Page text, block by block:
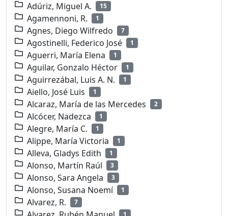
Adúriz, Miguel A. 15
Agamennoni, R. 1
Agnes, Diego Wilfredo 7
Agostinelli, Federico José 1
Aguerri, María Elena 1
Aguilar, Gonzalo Héctor 1
Aguirrezábal, Luis A. N. 1
Aiello, José Luis 1
Alcaraz, María de las Mercedes 2
Alcócer, Nadezca 1
Alegre, María C. 1
Alippe, María Victoria 1
Alleva, Gladys Edith 1
Alonso, Martín Raúl 3
Alonso, Sara Angela 3
Alonso, Susana Noemí 1
Alvarez, R. 7
1